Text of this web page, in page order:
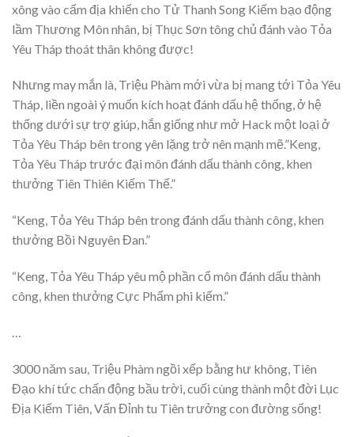
xông vào cấm địa khiến cho Tử Thanh Song Kiếm bạo động
lầm Thương Môn nhân, bị Thục Sơn tông chủ đánh vào Tỏa
Yêu Tháp thoát thân không được!
Nhưng may mắn là, Triệu Phàm mới vừa bị mang tới Tỏa Yêu
Tháp, liền ngoài ý muốn kích hoạt đánh dấu hệ thống, ở hệ
thống dưới sự trợ giúp, hắn giống như mở Hack một loại ở
Tỏa Yêu Tháp bên trong yên lặng trở nên mạnh mẽ.”Keng,
Tỏa Yêu Tháp trước đại môn đánh dấu thành công, khen
thưởng Tiên Thiên Kiếm Thể.”
“Keng, Tỏa Yêu Tháp bên trong đánh dấu thành công, khen
thưởng Bồi Nguyên Đan.”
“Keng, Tỏa Yêu Tháp yêu mộ phần cổ môn đánh dấu thành
công, khen thưởng Cực Phẩm phi kiếm.”
…
3000 năm sau, Triệu Phàm ngồi xếp bằng hư không, Tiên
Đạo khí tức chấn động bầu trời, cuối cùng thành một đời Lục
Địa Kiếm Tiên, Vấn Đỉnh tu Tiên trưởng con đường sống!